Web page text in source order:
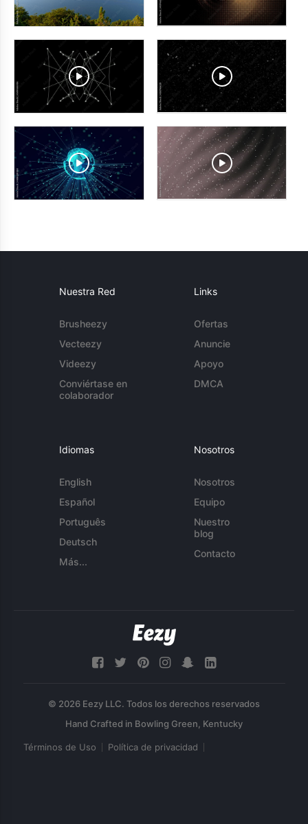
Nuestra Red
Brusheezy
Vecteezy
Videezy
Conviértase en
colaborador
Links
Ofertas
Anuncie
Apoyo
DMCA
Idiomas
English
Español
Português
Deutsch
Más...
Nosotros
Nosotros
Equipo
Nuestro
blog
Contacto
© 2026 Eezy LLC. Todos los derechos reservados
Términos de Uso Política de privacidad